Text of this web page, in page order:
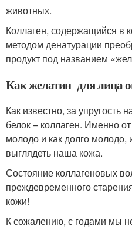
животных.
Коллаген, содержащийся в
методом денатурации
продукт под названием
Как желатин для лица
Как известно, за упругость
белок – коллаген. Именно
молодо и как долго молодо,
выглядеть наша кожа.
Состояние коллагеновых
преждевременного
кожи!
К сожалению, с годами мы